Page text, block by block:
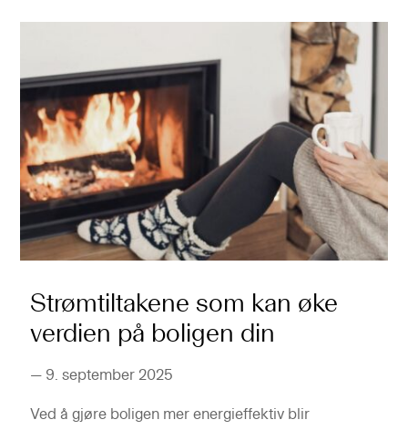
Strømtiltakene som kan øke
verdien på boligen din
— 9. september 2025
Ved å gjøre boligen mer energieffektiv blir